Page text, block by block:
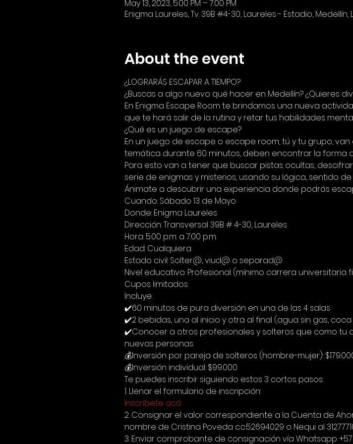
May 13, 2023, 5:00 PM – 7:00 PM
Enigma Laureles, Tv. 39B #4-30, Laureles - Estadio,
About the event
¿LOGRARÁS ESCAPAR A TIEMPO?
¿Buscas a algo nuevo qué hacer en Medellín? ¿Quieres
En Enigma Escape Room te brindamos una nueva
que te hará salir de la rutina y retar tus habilidades
¿Qué es un juego de escape?
En un juego de escape o escape room, tú y tu grupo,
temática durante 60 minutos, deben encontrar la forma
Para esto van a tener que buscar pistas ocultas,
serie de enigmas y misterios, usando su lógica, sentido
Ánimate a descubrir una experiencia donde podrás
Cuando: Sábado 13 de Mayo
Donde: Enigma Laureles
Dirección: Transversal 39B # 4-30, Laureles
Hora: 5:00 p.m. a 7:00 p.m.
Edad: Cualquiera
Estado civil: Solter@, viud@ o separad@
Nivel educativo: Profesional (mínimo carrera universitaria
Cupos limitados
Incluye:
✔️60 minutos de pura diversión en una de las 4 salas
✔️2 bebidas, una al inicio y otra al final (agua sin gas,
✔️Conocer a otros profesionales y solteros que como tu
nuevas personas
💰Inversión por pareja de solteros (hombre-mujer):
💰Inversión individual: $99.000
Te puedes inscribir siguiendo estos 3 cortos pasos:
1. Llenar el formulario de inscripción:
Inscríbete acá
2. Consignar el valor correspondiente a la Cuenta de
nombre de Cristina Poveda c.c.52694029 o Nequi al
3. Enviar comprobante de consignación vía Whatsapp